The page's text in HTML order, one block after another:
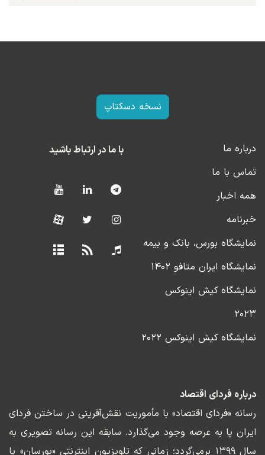
نسخه دسکتاپ
درباره ما
تماس با ما
همه اخبار
خبرنامه
نمایشگاه بورس، بانک و بیمه
نمایشگاه ایران متافو ۱۴۰۲
نمایشگاه کیش اینوکس
۲۰۲۳
نمایشگاه کیش اینوکس ۲۰۲۲
با ما در ارتباط باشید
درباره فردای اقتصاد
رسانه «فردای اقتصاد» با مأموریت نقش‌آفرینی در ساختن فردای
ایران پا به عرصه وجود می‌گذارد. سابقه این رسانه تصویری به
سال ۱۳۹۹ برمی‌گردد؛ زمانی که تلویزیون اینترنتی «بورسان» پا